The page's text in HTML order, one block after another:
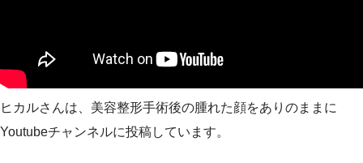
ヒカルさんは、美容整形手術後の腫れた顔をありのままに
Youtubeチャンネルに投稿しています。